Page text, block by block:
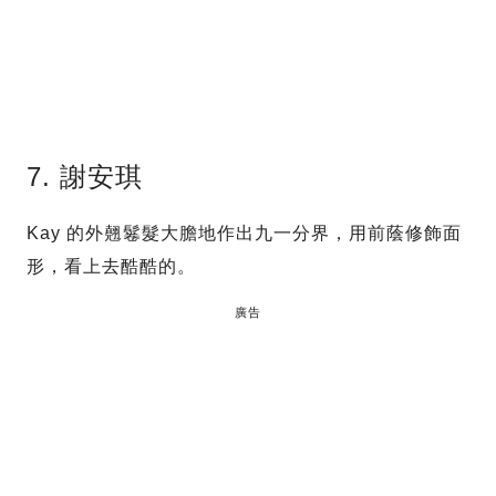
7. 謝安琪
Kay 的外翹鬈髮大膽地作出九一分界，用前蔭修飾面
形，看上去酷酷的。
廣告